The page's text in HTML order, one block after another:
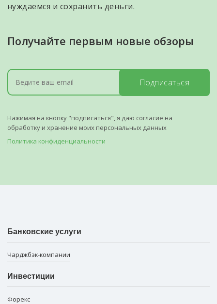
нуждаемся и сохранить деньги.
Получайте первым новые обзоры
Подписаться
Нажимая на кнопку "подписаться", я даю согласие на
обработку и хранение моих персональных данных
Политика конфиденциальности
Банковские услуги
Чарджбэк-компании
Инвестиции
Форекс